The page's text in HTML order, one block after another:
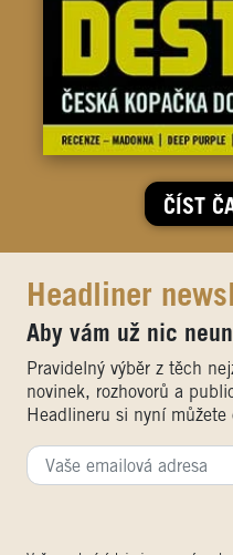
ČÍST
Headliner
Aby vám už nic
Pravidelný výběr z těch
novinek, rozhovorů a
Headlineru si nyní